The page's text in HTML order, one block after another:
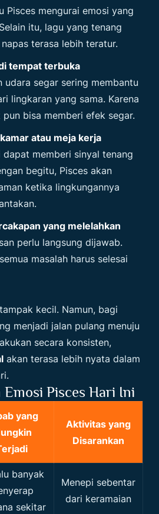
Pisces mengurai emosi yang
itu, lagu yang tenang
terasa lebih teratur.
tempat terbuka
udara segar sering membantu
lingkaran yang sama. Karena
bisa memberi efek segar.
atau meja kerja
dapat memberi sinyal tenang
begitu, Pisces akan
ketika lingkungannya
yang melelahkan
perlu langsung dijawab.
masalah harus selesai
kecil. Namun, bagi
menjadi jalan pulang menuju
secara konsisten,
akan terasa lebih nyata dalam
Emosi Pisces Hari Ini
yang
Aktivitas yang
Disarankan
banyak
sekitar
Menepi sebentar
dari keramaian